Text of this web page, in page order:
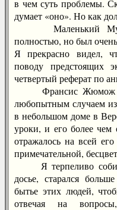
в чем суть проблемы.
думает «оно». Но как
Маленький
полностью, но был
Я прекрасно видел,
поводу предстоящих
четвертый реферат по
Франсис Жюмож
любопытным случаем
в небольшом доме в
уроки, и его более чем
отражалось на всей
примечательной,
Я терпеливо
досье, старался
бытье этих людей,
отвечая на